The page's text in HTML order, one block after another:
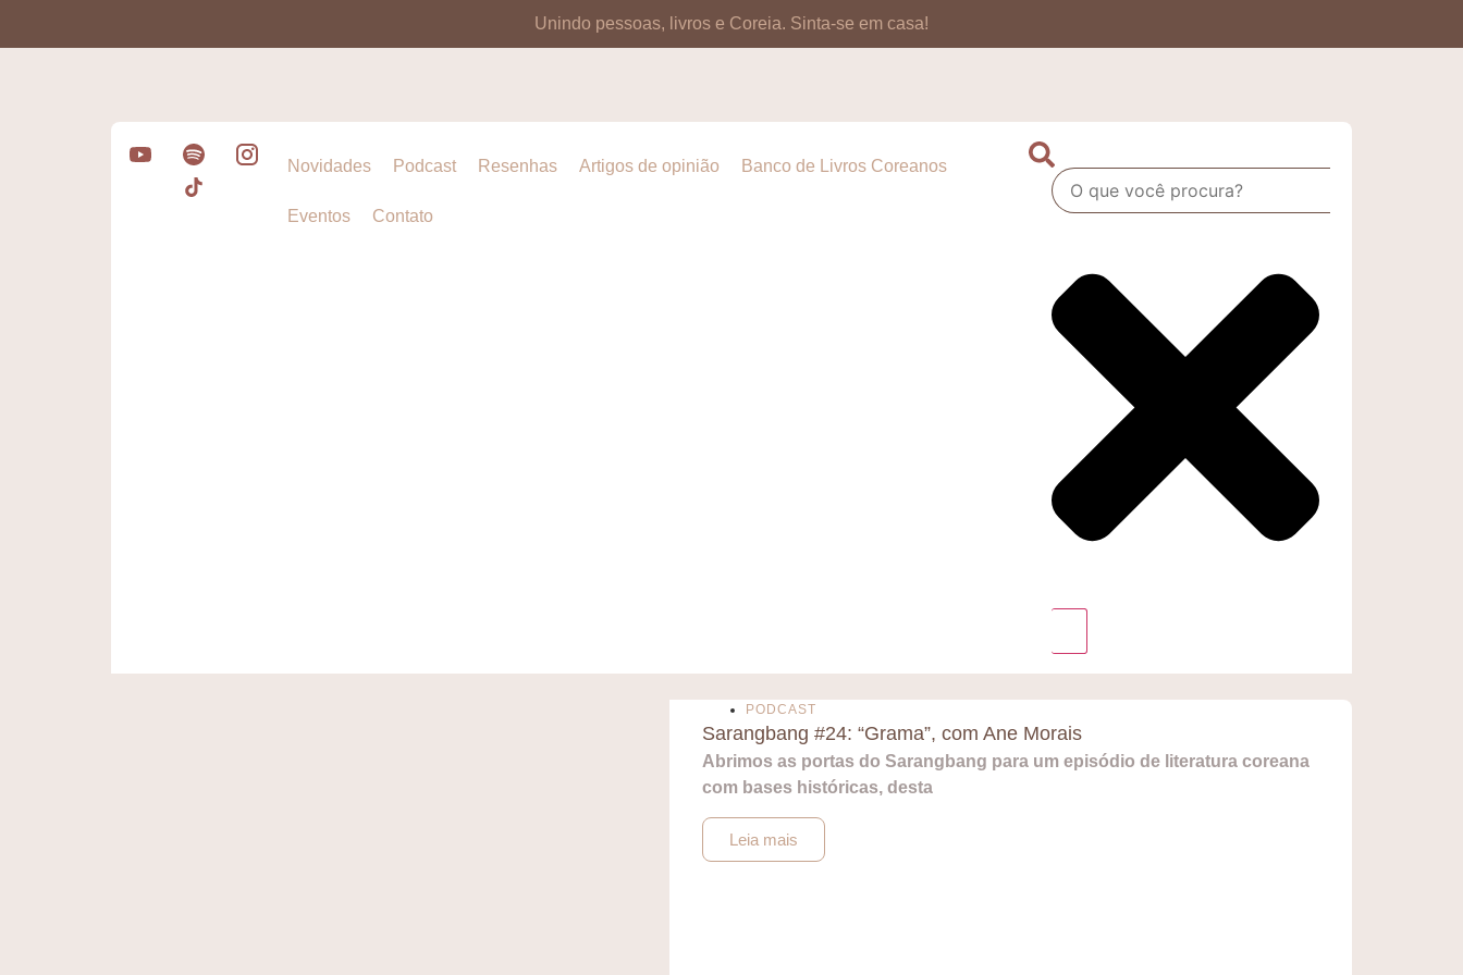
Unindo pessoas, livros e Coreia. Sinta-se em casa!
Novidades Podcast Resenhas Artigos de opinião Banco de Livros Coreanos
Eventos Contato
PODCAST
Sarangbang #24: “Grama”, com Ane Morais
Abrimos as portas do Sarangbang para um episódio de literatura coreana
com bases históricas, desta
Leia mais